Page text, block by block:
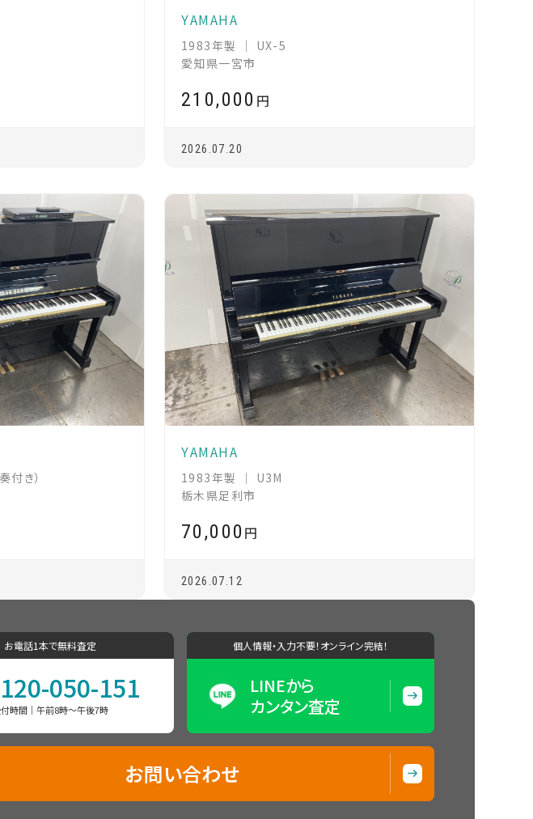
YAMAHA
1983年製 ｜ UX-5
愛知県一宮市
210,000 円
2026.07.20
き）
YAMAHA
1983年製 ｜ U3M
栃木県足利市
70,000 円
2026.07.12
お電話1本で無料査定
050-151
時間｜午前8時〜午後7時
個人情報・入力不要！オンライン完結！
LINEから
カンタン査定
お問い合わせ